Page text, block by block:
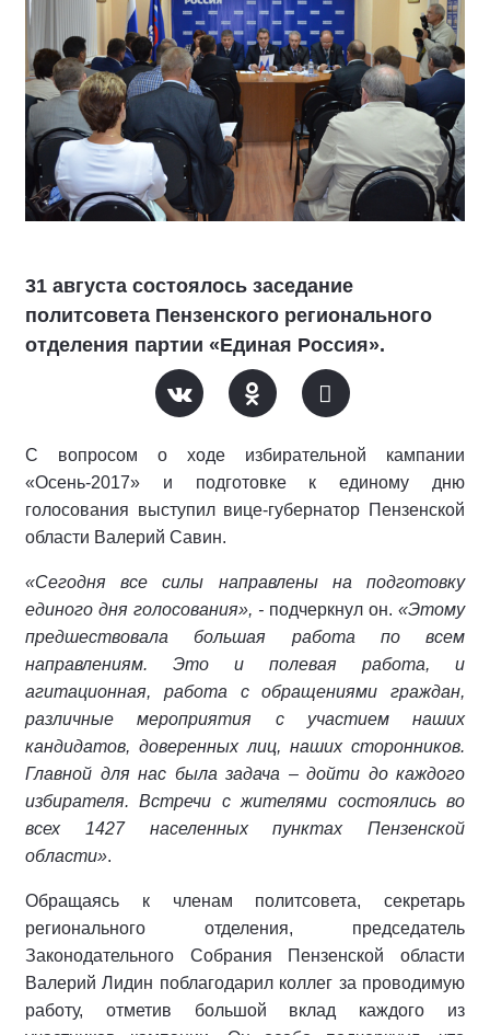
31 августа состоялось заседание
политсовета Пензенского регионального
отделения партии «Единая Россия».
С вопросом о ходе избирательной кампании
«Осень-2017» и подготовке к единому дню
голосования выступил вице-губернатор Пензенской
области Валерий Савин.
«Сегодня все силы направлены на подготовку
единого дня голосования», - подчеркнул он. «Этому
предшествовала большая работа по всем
направлениям. Это и полевая работа, и
агитационная, работа с обращениями граждан,
различные мероприятия с участием наших
кандидатов, доверенных лиц, наших сторонников.
Главной для нас была задача – дойти до каждого
избирателя.
Встречи с жителями состоялись во
всех 1427 населенных пунктах Пензенской
области».
Обращаясь к членам политсовета, секретарь
регионального отделения, председатель
Законодательного Собрания Пензенской области
Валерий Лидин поблагодарил коллег за проводимую
работу, отметив большой вклад каждого из